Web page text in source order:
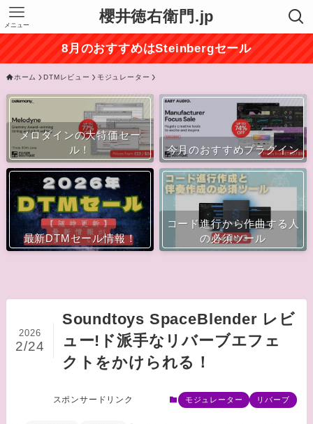
櫻井徳右衛門.jp
メニュー
8月のおすすめはSteinbergセール
ホーム DTMレビュー モジュレーター
メロダインの大特価セー
ル！
今月のおすすめプラグイン
最新DTMセール情報！
コード進行から作曲する人
の必須ツール
Soundtoys SpaceBlender レビ
ュー!ド派手なリバーブエフェ
クトをかけられる！
2026
2/24
スポンサードリンク モジュレーター リバーブ